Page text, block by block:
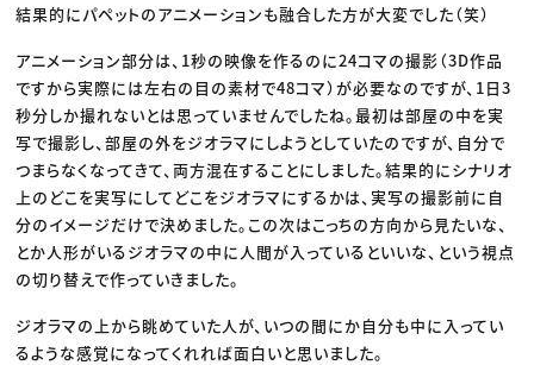
結果的にパペットのアニメーションも融合した方が大変でした（笑）
アニメーション部分は、1秒の映像を作るのに24コマの撮影（3D作品
ですから実際には左右の目の素材で48コマ）が必要なのですが、1日3
秒分しか撮れないとは思っていませんでしたね。最初は部屋の中を実
写で撮影し、部屋の外をジオラマにしようとしていたのですが、自分で
つまらなくなってきて、両方混在することにしました。結果的にシナリオ
上のどこを実写にしてどこをジオラマにするかは、実写の撮影前に自
分のイメージだけで決めました。この次はこっちの方向から見たいな、
とか人形がいるジオラマの中に人間が入っているといいな、という視点
の切り替えで作っていきました。
ジオラマの上から眺めていた人が、いつの間にか自分も中に入ってい
るような感覚になってくれれば面白いと思いました。